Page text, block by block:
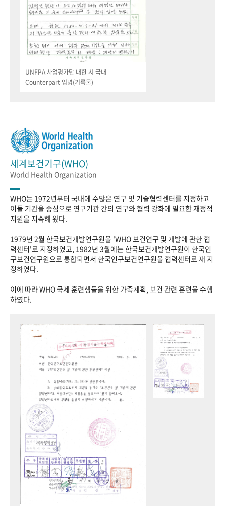
UNFPA 사업평가단 내한 시 국내
Counterpart 임명(기록물)
세계보건기구(WHO)
World Health Organization
WHO는 1972년부터 국내에 수많은 연구 및 기술협력센터를 지정하고
이들 기관을 중심으로 연구기관 간의 연구와 협력 강화에 필요한 재정적
지원을 지속해 왔다.
1979년 2월 한국보건개발연구원을 'WHO 보건연구 및 개발에 관한 협
력센터'로 지정하였고, 1982년 3월에는 한국보건개발연구원이 한국인
구보건연구원으로 통합되면서 한국인구보건연구원을 협력센터로 재 지
정하였다.
이에 따라 WHO 국제 훈련생들을 위한 가족계획, 보건 관련 훈련을 수행
하였다.